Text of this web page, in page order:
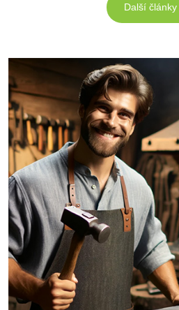
Další články